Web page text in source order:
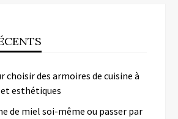
choisir des armoires de cuisine à
esthétiques
de miel soi-même ou passer par